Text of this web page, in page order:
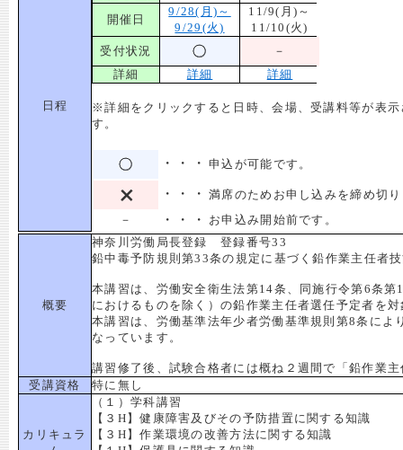
日程
開催日
9/28(月)～
9/29(火)
11/9(月)～
11/10(火)
受付状況
－
詳細
詳細 詳細
※詳細をクリックすると日時、会場、受講料等が表
す。
・・・ 申込が可能です。
・・・ 満席のためお申し込みを締め切
－
・・・ お申込み開始前です。
概要
神奈川労働局長登録 登録番号33
鉛中毒予防規則第33条の規定に基づく鉛作業主任者
本講習は、労働安全衛生法第14条、同施行令第6条
におけるものを除く）の鉛作業主任者選任予定者を
本講習は、労働基準法年少者労働基準規則第8条に
なっています。
講習修了後、試験合格者には概ね２週間で「鉛作業
受講資格
特に無し
カリキュラ
（１）学科講習
【３H】健康障害及びその予防措置に関する知識
【３H】作業環境の改善方法に関する知識